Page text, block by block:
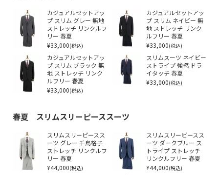
カジュアルセットアッ
プ スリム グレー 無地
ストレッチ リンクルフ
リー 春夏
¥33,000(税込)
カジュアルセットアッ
プ スリム ネイビー 無
地 ストレッチ リンク
ルフリー 春夏
¥33,000(税込)
カジュアルセットアッ
プ スリム ブラック 無
地 ストレッチ リンク
ルフリー 春夏
¥33,000(税込)
スリムスーツ ネイビー
ストライプ 強撚 ドラ
イタッチ 春夏
¥33,000(税込)
春夏 スリムスリーピーススーツ
スリムスリーピースス
ーツ グレー 千鳥格子
ストレッチ リンクルフ
リー 春夏
¥44,000(税込)
スリムスリーピースス
ーツ ダークブルー ス
トライプ ストレッチ
リンクルフリー 春夏
¥44,000(税込)